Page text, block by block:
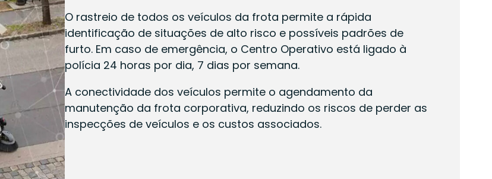
O rastreio de todos os veículos da frota permite a rápida
identificação de situações de alto risco e possíveis padrões de
furto. Em caso de emergência, o Centro Operativo está ligado à
polícia 24 horas por dia, 7 dias por semana.
A conectividade dos veículos permite o agendamento da
manutenção da frota corporativa, reduzindo os riscos de perder as
inspecções de veículos e os custos associados.